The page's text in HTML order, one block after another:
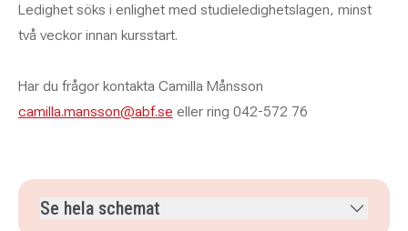
Ledighet söks i enlighet med studieledighetslagen, minst
två veckor innan kursstart.
Har du frågor kontakta Camilla Månsson
camilla.mansson@abf.se eller ring 042-572 76
Se hela schemat